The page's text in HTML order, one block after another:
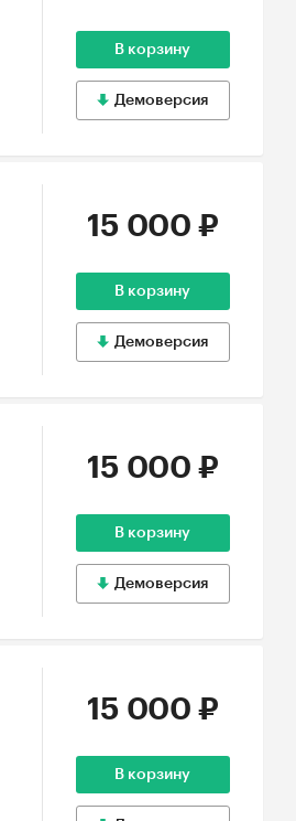
В корзину
Демоверсия
15 000 ₽
В корзину
Демоверсия
15 000 ₽
В корзину
Демоверсия
15 000 ₽
В корзину